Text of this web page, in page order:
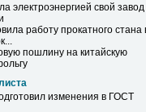
электроэнергией свой завод
работу прокатного стана
пошлину на китайскую
изменения в ГОСТ